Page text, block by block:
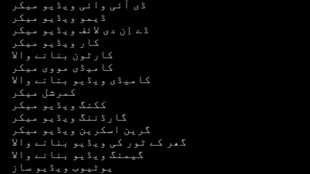
ڈی آئی وائی ویڈیو میکر
ڈیمو ویڈیو میکر
ڈے اِن دی لائف ویڈیو میکر
کار ویڈیو میکر
کارٹون بنانے والا
کامیڈی مووی میکر
کامیڈی ویڈیو بنانے والا
کمرشل میکر
ککنگ ویڈیو میکر
گارڈننگ ویڈیو میکر
گرین اسکرین ویڈیو میکر
گھر کے ٹور کی ویڈیو بنانے والا
گیمنگ ویڈیو بنانے والا
یوٹیوب ویڈیو ساز